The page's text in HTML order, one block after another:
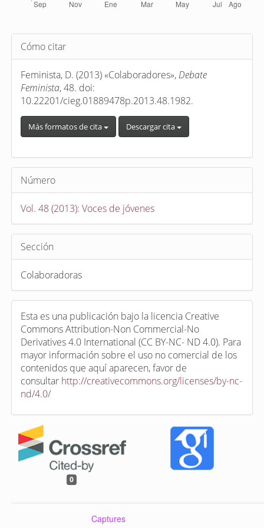
Detalles
del
artículo
Cómo citar
Feminista, D. (2013) «Colaboradores», Debate
Feminista, 48. doi:
10.22201/cieg.01889478p.2013.48.1982.
Más formatos de cita Descargar cita
Número
Vol. 48 (2013): Voces de jóvenes
Sección
Colaboradoras
Esta es una publicación bajo la licencia Creative
Commons Attribution-Non Commercial-No
Derivatives 4.0 International (CC BY-NC- ND 4.0). Para
mayor información sobre el uso no comercial de los
contenidos que aquí aparecen, favor de
consultar http://creativecommons.org/licenses/by-nc-
nd/4.0/
0
Captures